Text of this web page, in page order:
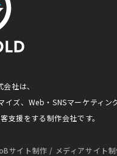
社は、
ズ、Web・SNSマーケティング
支援をする制作会社です。
サイト制作 / メディアサイト